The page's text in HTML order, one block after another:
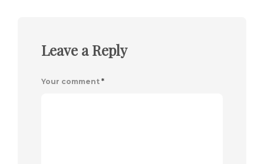
Leave a Reply
Your comment *